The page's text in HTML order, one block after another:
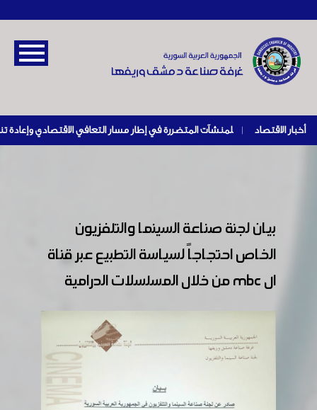
أخبار الاقتصاد |
بيان لجنة صناعة السينما والتلفزيون
الخاص احتجاجاً لسياسة التطبيع عبر قناة
ال mbc من خلال المسلسلات الدرامية